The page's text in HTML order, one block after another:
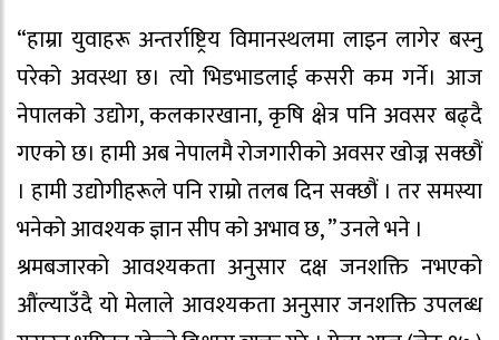
“हाम्रा युवाहरू अन्तर्राष्ट्रिय विमानस्थलमा लाइन लागेर बस्नु
परेको अवस्था छ। त्यो भिडभाडलाई कसरी कम गर्ने। आज
नेपालको उद्योग, कलकारखाना, कृषि क्षेत्र पनि अवसर बढ्दै
गएको छ। हामी अब नेपालमै रोजगारीको अवसर खोज्न सक्छौं
। हामी उद्योगीहरूले पनि राम्रो तलब दिन सक्छौं । तर समस्या
भनेको आवश्यक ज्ञान सीप को अभाव छ, ” उनले भने ।
श्रमबजारको आवश्यकता अनुसार दक्ष जनशक्ति नभएको
‌औंल्याउँदै यो मेलाले आवश्यकता अनुसार जनशक्ति उपलब्ध